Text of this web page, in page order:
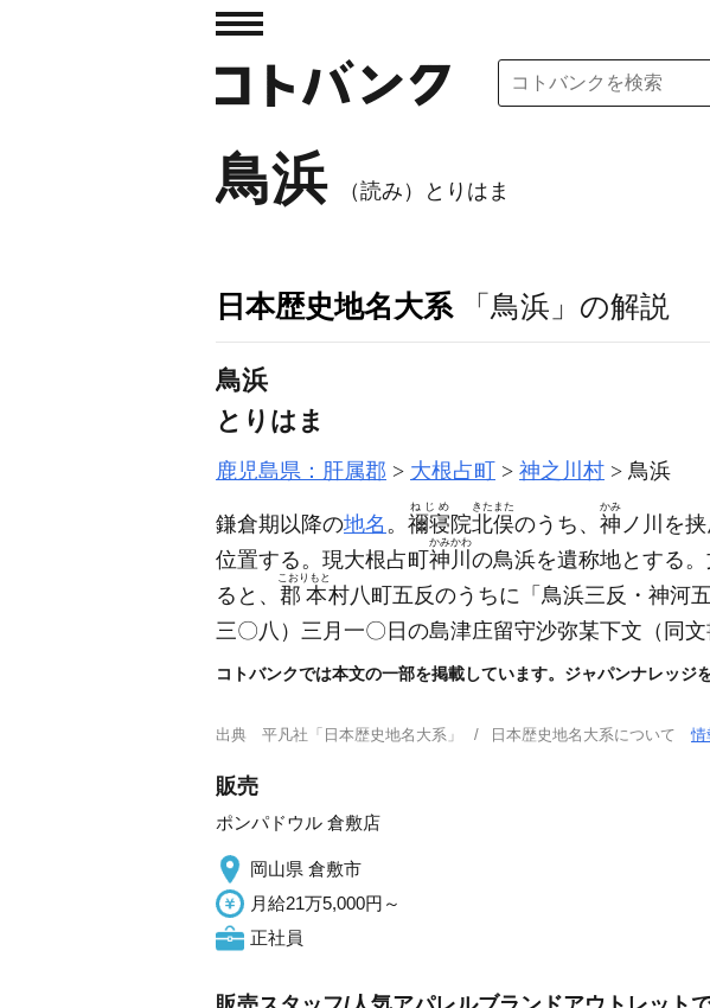
鳥浜 （読み）とりはま
日本歴史地名大系 「鳥浜」の解説
鳥浜
とりはま
鹿児島県：肝属郡 大根占町 神之川村 鳥浜
鎌倉期以降の地名 。 禰寝
ねじめ
院北俣
きたまた
のうち、 神
かみ
ノ川を
位置する。現大根占町 神川
かみかわ
の鳥浜を遺称地とする
ると、 郡本
こおりもと
村八町五反のうちに「鳥浜三反・神河
三〇八） 三月一〇日の島津庄留守沙弥某下文 （同文
コトバンクでは本文の一部を掲載しています。ジャパンナレッ
出典 平凡社「日本歴史地名大系」 日本歴史地名大系について情
販売
ポンパドウル 倉敷店
岡山県 倉敷市
月給21万5,000円～
正社員